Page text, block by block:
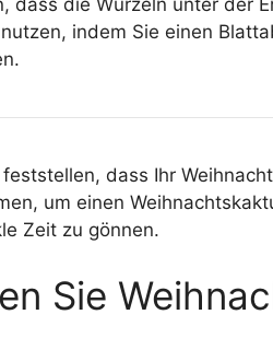
dass die Wurzeln unter der
indem Sie einen
feststellen, dass Ihr
um einen
Zeit zu gönnen.
Sie